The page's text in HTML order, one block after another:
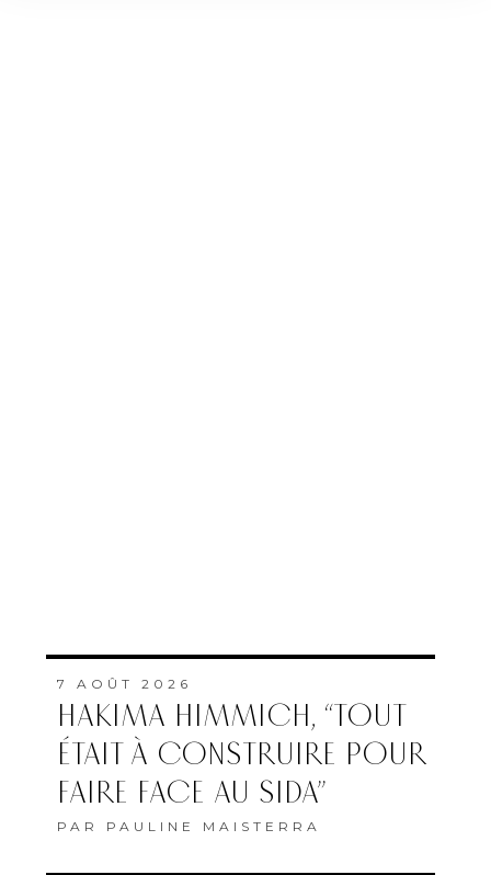
7 AOÛT 2026
HAKIMA HIMMICH, “TOUT
ÉTAIT À CONSTRUIRE POUR
FAIRE FACE AU SIDA”
PAR PAULINE MAISTERRA